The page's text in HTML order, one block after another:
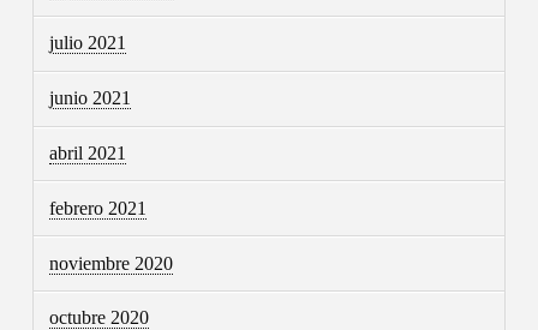
julio 2021
junio 2021
abril 2021
febrero 2021
noviembre 2020
octubre 2020